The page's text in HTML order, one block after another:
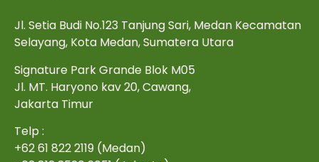
Jl. Setia Budi No.123 Tanjung Sari, Medan Kecamatan
Selayang, Kota Medan, Sumatera Utara
Signature Park Grande Blok M05
Jl. MT. Haryono kav 20, Cawang,
Jakarta Timur
Telp :
+62 61 822 2119 (Medan)